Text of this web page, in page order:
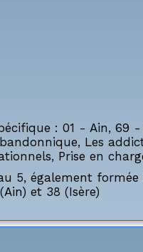
: 01 - Ain, 69 -
, Les
, Prise en
5, également
et 38 (Isère)